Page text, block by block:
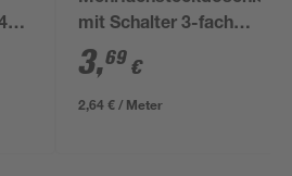
mit Schalter 3-fach
weiß
3,69 €
2,64 € / Meter